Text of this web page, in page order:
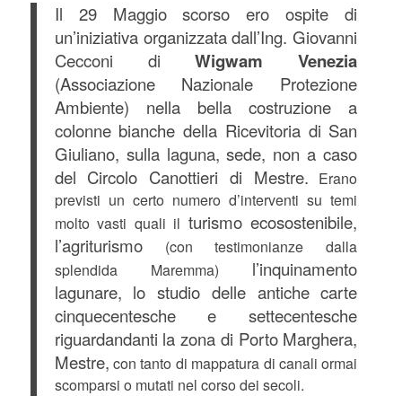
Il 29 Maggio scorso ero ospite di
un’iniziativa organizzata dall’Ing. Giovanni
Cecconi diWigwam Venezia
(Associazione Nazionale Protezione
Ambiente) nella bella costruzione a
colonne bianche della Ricevitoria di San
Giuliano, sulla laguna, sede, non a caso
del Circolo Canottieri di Mestre. Erano
previsti un certo numero d’interventi su temi
molto vasti quali il turismo ecosostenibile,
l’agriturismo(con testimonianze dalla
splendida Maremma) l’inquinamento
lagunare, lo studio delle antiche carte
cinquecentesche e settecentesche
riguardandanti la zona di Porto Marghera,
Mestre, con tanto di mappatura di canali ormai
scomparsi o mutati nel corso dei secoli.